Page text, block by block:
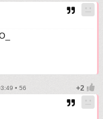
• 56